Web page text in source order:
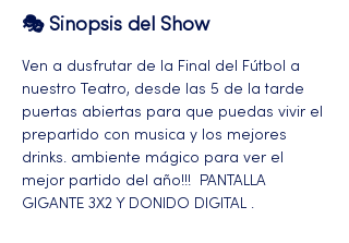
🎭 Sinopsis del Show
Ven a dusfrutar de la Final del Fútbol a
nuestro Teatro, desde las 5 de la tarde
puertas abiertas para que puedas vivir el
prepartido con musica y los mejores
drinks. ambiente mágico para ver el
mejor partido del año!!!  PANTALLA
GIGANTE 3X2 Y DONIDO DIGITAL .